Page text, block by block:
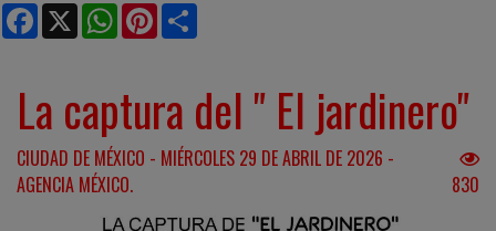
Facebook
X WhatsApp
Pinterest
La captura del " El jardinero"
CIUDAD DE MÉXICO - MIÉRCOLES 29 DE ABRIL DE 2026 -
AGENCIA MÉXICO.
830